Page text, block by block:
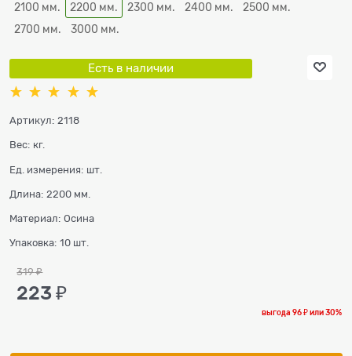
2100 мм.
2200 мм. 2300 мм. 2400 мм.
2500 мм.
2700 мм.
3000 мм.
Есть в наличии
Артикул: 2118
Вес: кг.
Ед. измерения: шт.
Длина: 2200 мм.
Материал: Осина
Упаковка: 10 шт.
319 ₽
223 ₽
выгода96 ₽или30%